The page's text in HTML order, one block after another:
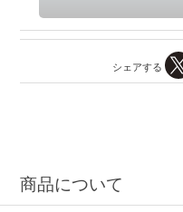
シェアする
商品について